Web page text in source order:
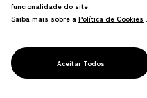
PROJECT
XICA
funcionalidade do site.
Saiba mais sobre a Política de Cookies
Política de Cookies .
Aceitar Todos